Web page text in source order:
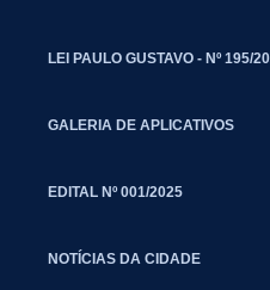
LEI PAULO GUSTAVO - Nº 195/
GALERIA DE APLICATIVOS
EDITAL Nº 001/2025
NOTÍCIAS DA CIDADE